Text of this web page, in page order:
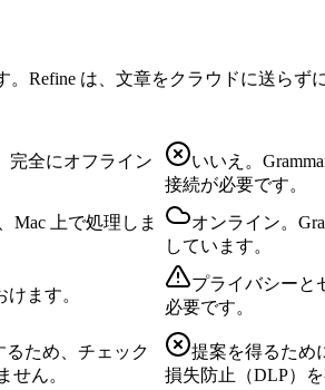
Refine は、文章をクラウドに送ら
完全にオフライン
いいえ。
接続が必要です。
Mac 上で処理しま
オンライン。
しています。
ます。
プライバシーと
必要です。
るため、チェック
せん。
提案を得るため
損失防止（DLP）